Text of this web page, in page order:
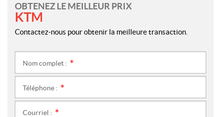
OBTENEZ LE MEILLEUR PRIX
KTM
Contactez-nous pour obtenir la meilleure transaction.
Nom complet :
Téléphone :
Courriel :